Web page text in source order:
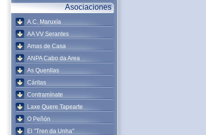
Asociaciones
A.C. Maruxía
AA VV Serantes
Amas de Casa
ANPA Cabo da Area
As Quenllas
Cáritas
Contramínate
Laxe Quere Tapearte
O Peñón
El "Tren da Unha"